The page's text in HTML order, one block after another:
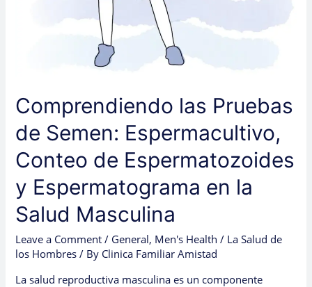
Comprendiendo las Pruebas
de Semen: Espermacultivo,
Conteo de Espermatozoides
y Espermatograma en la
Salud Masculina
Leave a Comment / General, Men's Health / La Salud de
los Hombres / By Clinica Familiar Amistad
La salud reproductiva masculina es un componente